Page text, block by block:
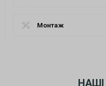
Монтаж